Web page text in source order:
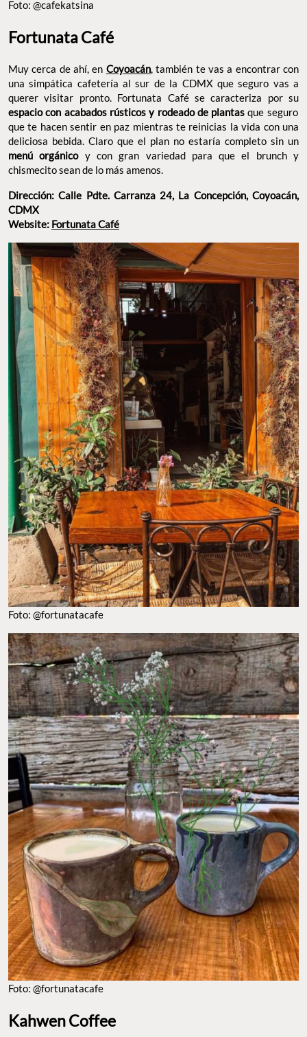
Foto: @cafekatsina
Fortunata Café
Muy cerca de ahí, en Coyoacán, también te vas a encontrar con
una simpática cafetería al sur de la CDMX que seguro vas a
querer visitar pronto. Fortunata Café se caracteriza por su
espacio con acabados rústicos y rodeado de plantas que seguro
que te hacen sentir en paz mientras te reinicias la vida con una
deliciosa bebida. Claro que el plan no estaría completo sin un
menú orgánicoy con gran variedad para que el brunch y
chismecito sean de lo más amenos.
Dirección: Calle Pdte. Carranza 24, La Concepción, Coyoacán,
CDMX
Website: Fortunata Café
Foto: @fortunatacafe
Foto: @fortunatacafe
Kahwen Coffee